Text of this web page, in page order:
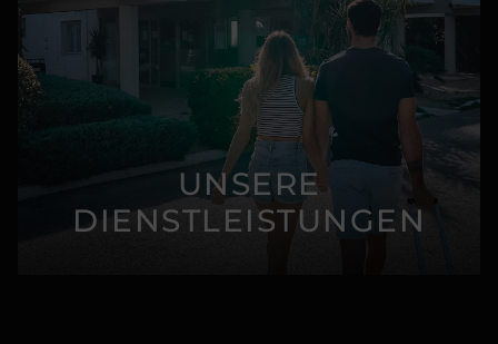
UNSERE
DIENSTLEISTUNGEN